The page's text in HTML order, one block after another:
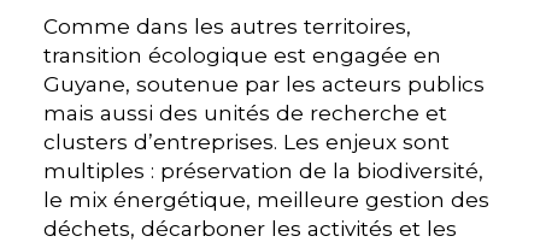
Comme dans les autres territoires,
transition écologique est engagée en
Guyane, soutenue par les acteurs publics
mais aussi des unités de recherche et
clusters d’entreprises. Les enjeux sont
multiples : préservation de la biodiversité,
le mix énergétique, meilleure gestion des
déchets, décarboner les activités et les